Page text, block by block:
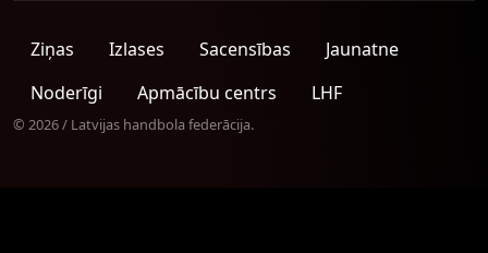
Ziņas Izlases Sacensības
Jaunatne
Noderīgi
Apmācību centrs LHF
© 2026 / Latvijas handbola federācija.